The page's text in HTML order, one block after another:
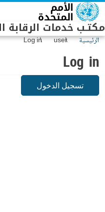
Skip to main content
مكتـب خدمات الرقابة
الرئيسية user
Log in
Log in
تسجيل الدخول